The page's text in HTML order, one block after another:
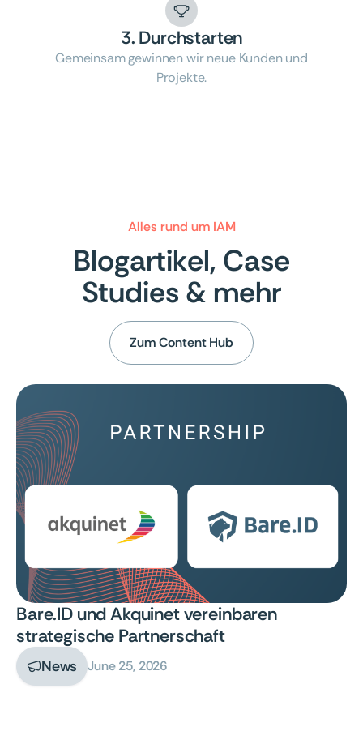
3. Durchstarten
Gemeinsam gewinnen wir neue Kunden und
Projekte.
Alles rund um IAM
Blogartikel, Case
Studies & mehr
Zum Content Hub
Bare.ID und Akquinet vereinbaren
strategische Partnerschaft
News June 25, 2026